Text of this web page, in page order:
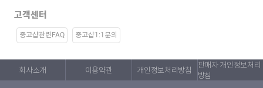
고객센터
중고샵관련FAQ 중고샵1:1문의
회사소개 이용약관 개인정보처리방침
판매자 개인정보처리
방침